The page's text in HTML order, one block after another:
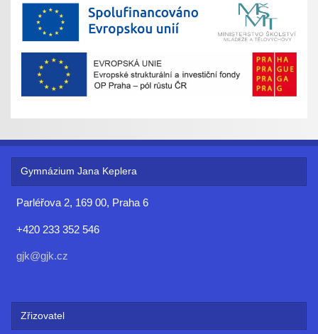
Gymnázium Jana Keplera
Parléřova 2, 169 00, Praha 6
+420 233 352 546
gjk@gjk.cz
Zřizovatel